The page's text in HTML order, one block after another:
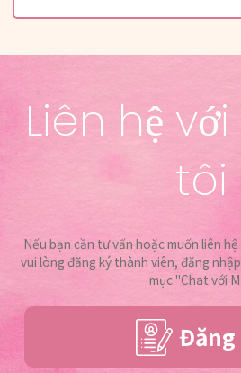
Liên hệ
tôi
Nếu bạn cần tư vấn hoặc muốn liên hệ
vui lòng đăng ký thành viên, đăng
mục "Chat với
Đăng